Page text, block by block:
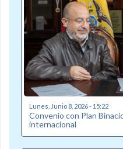
Lunes, Junio 8, 2026 - 15:22
Convenio con Plan
internacional